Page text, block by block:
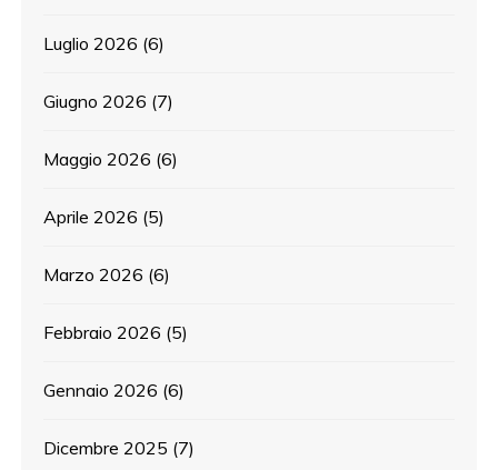
Luglio 2026 (6)
Giugno 2026 (7)
Maggio 2026 (6)
Aprile 2026 (5)
Marzo 2026 (6)
Febbraio 2026 (5)
Gennaio 2026 (6)
Dicembre 2025 (7)